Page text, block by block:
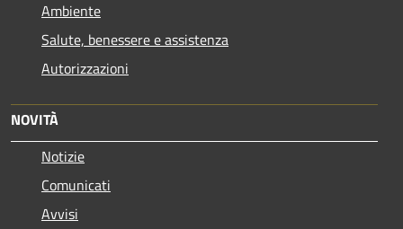
Ambiente
Salute, benessere e assistenza
Autorizzazioni
NOVITÀ
Notizie
Comunicati
Avvisi